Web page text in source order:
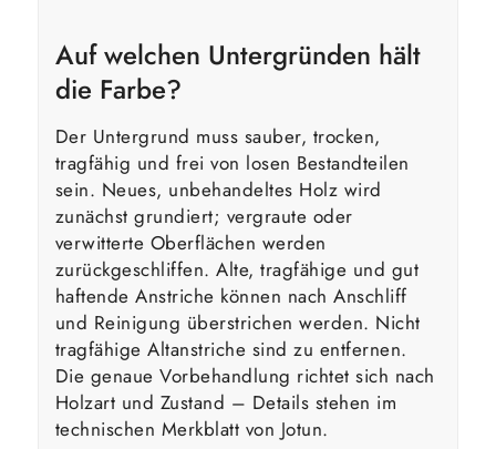
Auf welchen Untergründen hält
die Farbe?
Der Untergrund muss sauber, trocken,
tragfähig und frei von losen Bestandteilen
sein. Neues, unbehandeltes Holz wird
zunächst grundiert; vergraute oder
verwitterte Oberflächen werden
zurückgeschliffen. Alte, tragfähige und gut
haftende Anstriche können nach Anschliff
und Reinigung überstrichen werden. Nicht
tragfähige Altanstriche sind zu entfernen.
Die genaue Vorbehandlung richtet sich nach
Holzart und Zustand – Details stehen im
technischen Merkblatt von Jotun.